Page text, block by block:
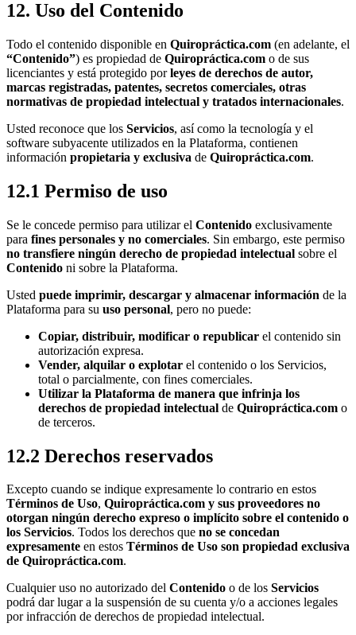
12. Uso del Contenido
Todo el contenido disponible en Quiropráctica.com (en adelante, el
“Contenido”) es propiedad de Quiropráctica.com o de sus
licenciantes y está protegido por leyes de derechos de autor,
marcas registradas, patentes, secretos comerciales, otras
normativas de propiedad intelectual y tratados internacionales.
Usted reconoce que los Servicios, así como la tecnología y el
software subyacente utilizados en la Plataforma, contienen
información propietaria y exclusiva de Quiropráctica.com.
12.1 Permiso de uso
Se le concede permiso para utilizar el Contenido exclusivamente
para fines personales y no comerciales. Sin embargo, este permiso
no transfiere ningún derecho de propiedad intelectual sobre el
Contenido ni sobre la Plataforma.
Usted puede imprimir, descargar y almacenar información de la
Plataforma para su uso personal, pero no puede:
Copiar, distribuir, modificar o republicar el contenido sin
autorización expresa.
Vender, alquilar o explotar el contenido o los Servicios,
total o parcialmente, con fines comerciales.
Utilizar la Plataforma de manera que infrinja los
derechos de propiedad intelectual de Quiropráctica.com o
de terceros.
12.2 Derechos reservados
Excepto cuando se indique expresamente lo contrario en estos
Términos de Uso, Quiropráctica.com y sus proveedores no
otorgan ningún derecho expreso o implícito sobre el contenido o
los Servicios. Todos los derechos que no se concedan
expresamente en estos Términos de Uso son propiedad exclusiva
de Quiropráctica.com.
Cualquier uso no autorizado del Contenido o de los Servicios
podrá dar lugar a la suspensión de su cuenta y/o a acciones legales
por infracción de derechos de propiedad intelectual.